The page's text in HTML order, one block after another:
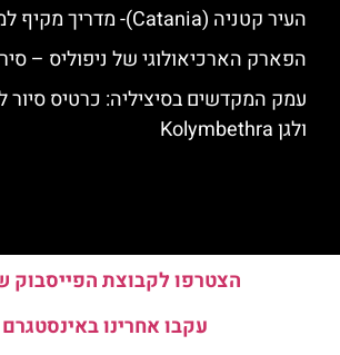
העיר קטניה (Catania)- מדריך מקיף למטיילים
הפארק הארכיאולוגי של ניפוליס –
עמק המקדשים בסיציליה: כרטיס
ולגן Kolymbethra
הצטרפו לקבוצת הפייסבוק
עקבו אחרינו